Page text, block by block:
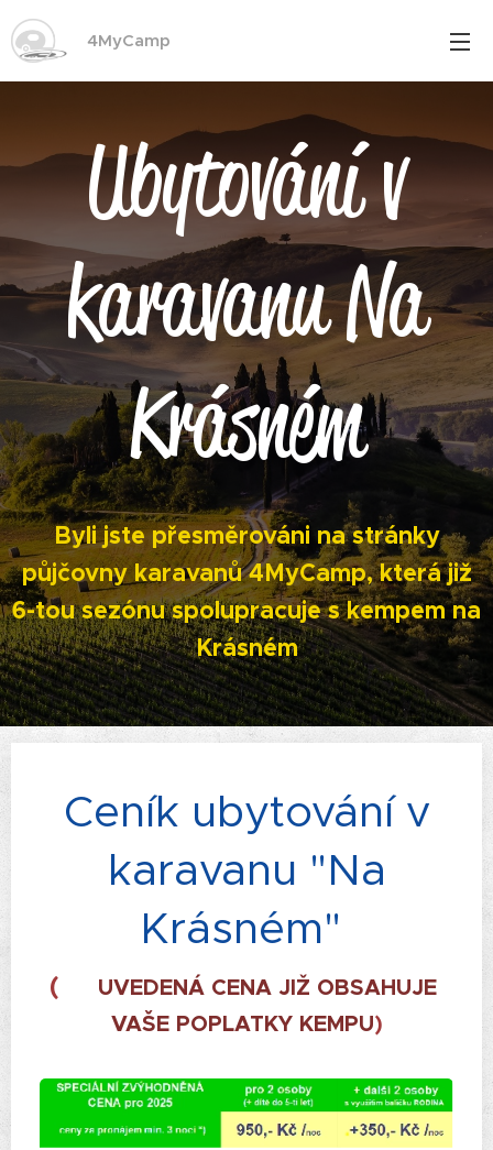
4MyCamp
Ubytování v
karavanu Na
Krásném
Byli jste přesměrováni na stránky
půjčovny karavanů 4MyCamp,která již
6-tou sezónu spolupracuje s kempem na
Krásném
Ceník ubytování v
karavanu "Na
Krásném"
(☝️
UVEDENÁ CENA JIŽ OBSAHUJE
VAŠE POPLATKY KEMPU)